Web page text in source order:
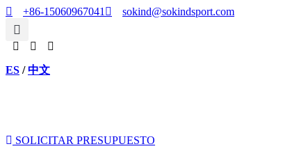
Ir
contenido
+86-15060967041 sokind@sokindsport.com
ES /中文
SOLICITAR PRESUPUESTO